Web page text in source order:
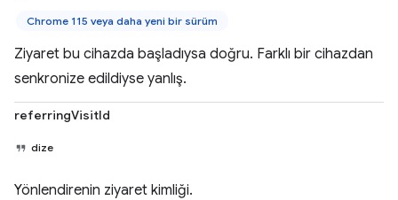
Chrome 115 veya daha yeni bir sürüm
Ziyaret bu cihazda başladıysa doğru. Farklı bir cihazdan
senkronize edildiyse yanlış.
referringVisitId
dize
Yönlendirenin ziyaret kimliği.